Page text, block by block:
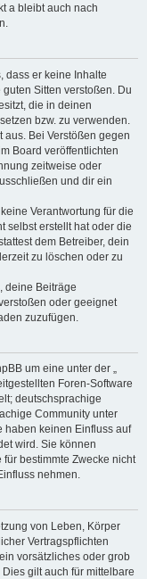
a bleibt auch nach
dass er keine Inhalte
Sitten verstoßen. Du
die in deinen
bzw. zu verwenden.
aus. Bei Verstößen gegen
Board veröffentlichten
zeitweise oder
und dir ein
Verantwortung für die
selbst erstellt hat oder die
dem Betreiber, dein
zu löschen oder zu
deine Beiträge
oder geeignet
zuzufügen.
um eine unter der „
Foren-Software
deutschsprachige
Community unter
haben keinen Einfluss auf
wird. Sie können
bestimmte Zwecke nicht
nehmen.
von Leben, Körper
Vertragspflichten
vorsätzliches oder grob
gilt auch für mittelbare